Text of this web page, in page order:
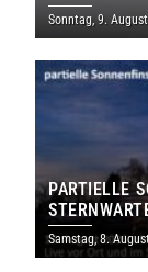
Sonntag, 9.
PARTIELLE
IHRE TORE
Samstag, 8.